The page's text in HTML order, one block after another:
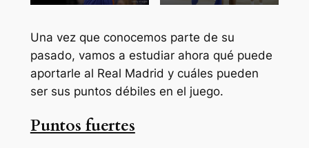
Una vez que conocemos parte de su
pasado, vamos a estudiar ahora qué puede
aportarle al Real Madrid y cuáles pueden
ser sus puntos débiles en el juego.
Puntos fuertes